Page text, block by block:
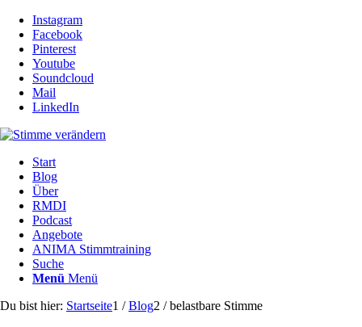
Instagram
Facebook
Pinterest
Youtube
Soundcloud
Mail
LinkedIn
Start
Blog
Über
RMDI
Podcast
Angebote
ANIMA Stimmtraining
Suche
Menü Menü
Du bist hier: Startseite1 / Blog2 / belastbare Stimme